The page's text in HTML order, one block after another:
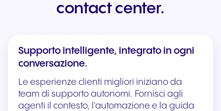
contact center.
Supporto intelligente, integrato in ogni
conversazione.
Le esperienze clienti migliori iniziano da
team di supporto autonomi. Fornisci agli
agenti il contesto, l'automazione e la guida